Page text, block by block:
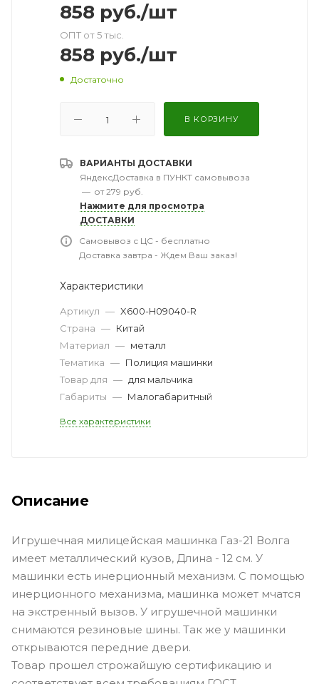
858 руб./шт
ОПТ от 5 тыс.
858 руб./шт
Достаточно
В КОРЗИНУ
ВАРИАНТЫ ДОСТАВКИ
ЯндексДоставка в ПУНКТ самовывоза
— от 279 руб.
Нажмите для просмотра
ДОСТАВКИ
Самовывоз с ЦС - бесплатно
Доставка завтра - Ждем Ваш заказ!
Характеристики
Артикул — X600-H09040-R
Страна — Китай
Материал — металл
Тематика — Полиция машинки
Товар для — для мальчика
Габариты — Малогабаритный
Все характеристики
Описание
Игрушечная милицейская машинка Газ-21 Волга
имеет металлический кузов, Длина - 12 см. У
машинки есть инерционный механизм. С помощью
инерционного механизма, машинка может мчатся
на экстренный вызов. У игрушечной машинки
снимаются резиновые шины. Так же у машинки
открываются передние двери.
Товар прошел строжайшую сертификацию и